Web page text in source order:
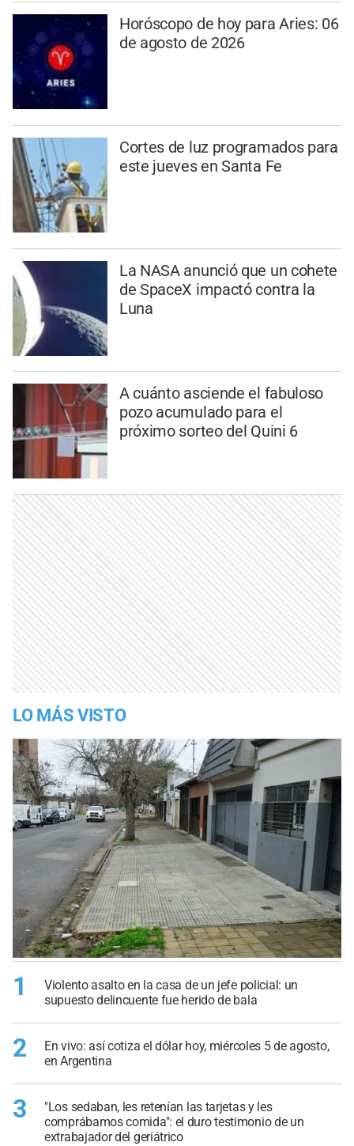
Horóscopo de hoy para Aries: 06
de agosto de 2026
Cortes de luz programados para
este jueves en Santa Fe
La NASA anunció que un cohete
de SpaceX impactó contra la
Luna
A cuánto asciende el fabuloso
pozo acumulado para el
próximo sorteo del Quini 6
LO MÁS VISTO
1
Violento asalto en la casa de un jefe policial: un
supuesto delincuente fue herido de bala
2
En vivo: así cotiza el dólar hoy, miércoles 5 de agosto,
en Argentina
3
"Los sedaban, les retenían las tarjetas y les
comprábamos comida": el duro testimonio de un
extrabajador del geriátrico